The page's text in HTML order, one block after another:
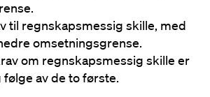
til regnskapsmessig skille, med
omsetningsgrense.
om regnskapsmessig skille er
av de to første.